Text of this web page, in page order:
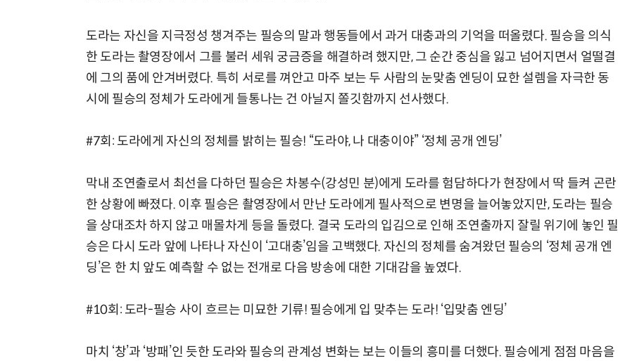
도라는 자신을 지극정성 챙겨주는 필승의 말과 행동들에서 과거 대충과의 기억을 떠올렸다. 필승을 의식
한 도라는 촬영장에서 그를 불러 세워 궁금증을 해결하려 했지만, 그 순간 중심을 잃고 넘어지면서 얼떨결
에 그의 품에 안겨버렸다. 특히 서로를 껴안고 마주 보는 두 사람의 눈맞춤 엔딩이 묘한 설렘을 자극한 동
시에 필승의 정체가 도라에게 들통나는 건 아닐지 쫄깃함까지 선사했다.
#7회: 도라에게 자신의 정체를 밝히는 필승! “도라야, 나 대충이야” ‘정체 공개 엔딩’
막내 조연출로서 최선을 다하던 필승은 차봉수(강성민 분)에게 도라를 험담하다가 현장에서 딱 들켜 곤란
한 상황에 빠졌다. 이후 필승은 촬영장에서 만난 도라에게 필사적으로 변명을 늘어놓았지만, 도라는 필승
을 상대조차 하지 않고 매몰차게 등을 돌렸다. 결국 도라의 입김으로 인해 조연출까지 잘릴 위기에 놓인 필
승은 다시 도라 앞에 나타나 자신이 ‘고대충’임을 고백했다. 자신의 정체를 숨겨왔던 필승의 ‘정체 공개 엔
딩’은 한 치 앞도 예측할 수 없는 전개로 다음 방송에 대한 기대감을 높였다.
#10회: 도라-필승 사이 흐르는 미묘한 기류! 필승에게 입 맞추는 도라! ‘입맞춤 엔딩’
마치 ‘창’과 ‘방패’인 듯한 도라와 필승의 관계성 변화는 보는 이들의 흥미를 더했다. 필승에게 점점 마음을